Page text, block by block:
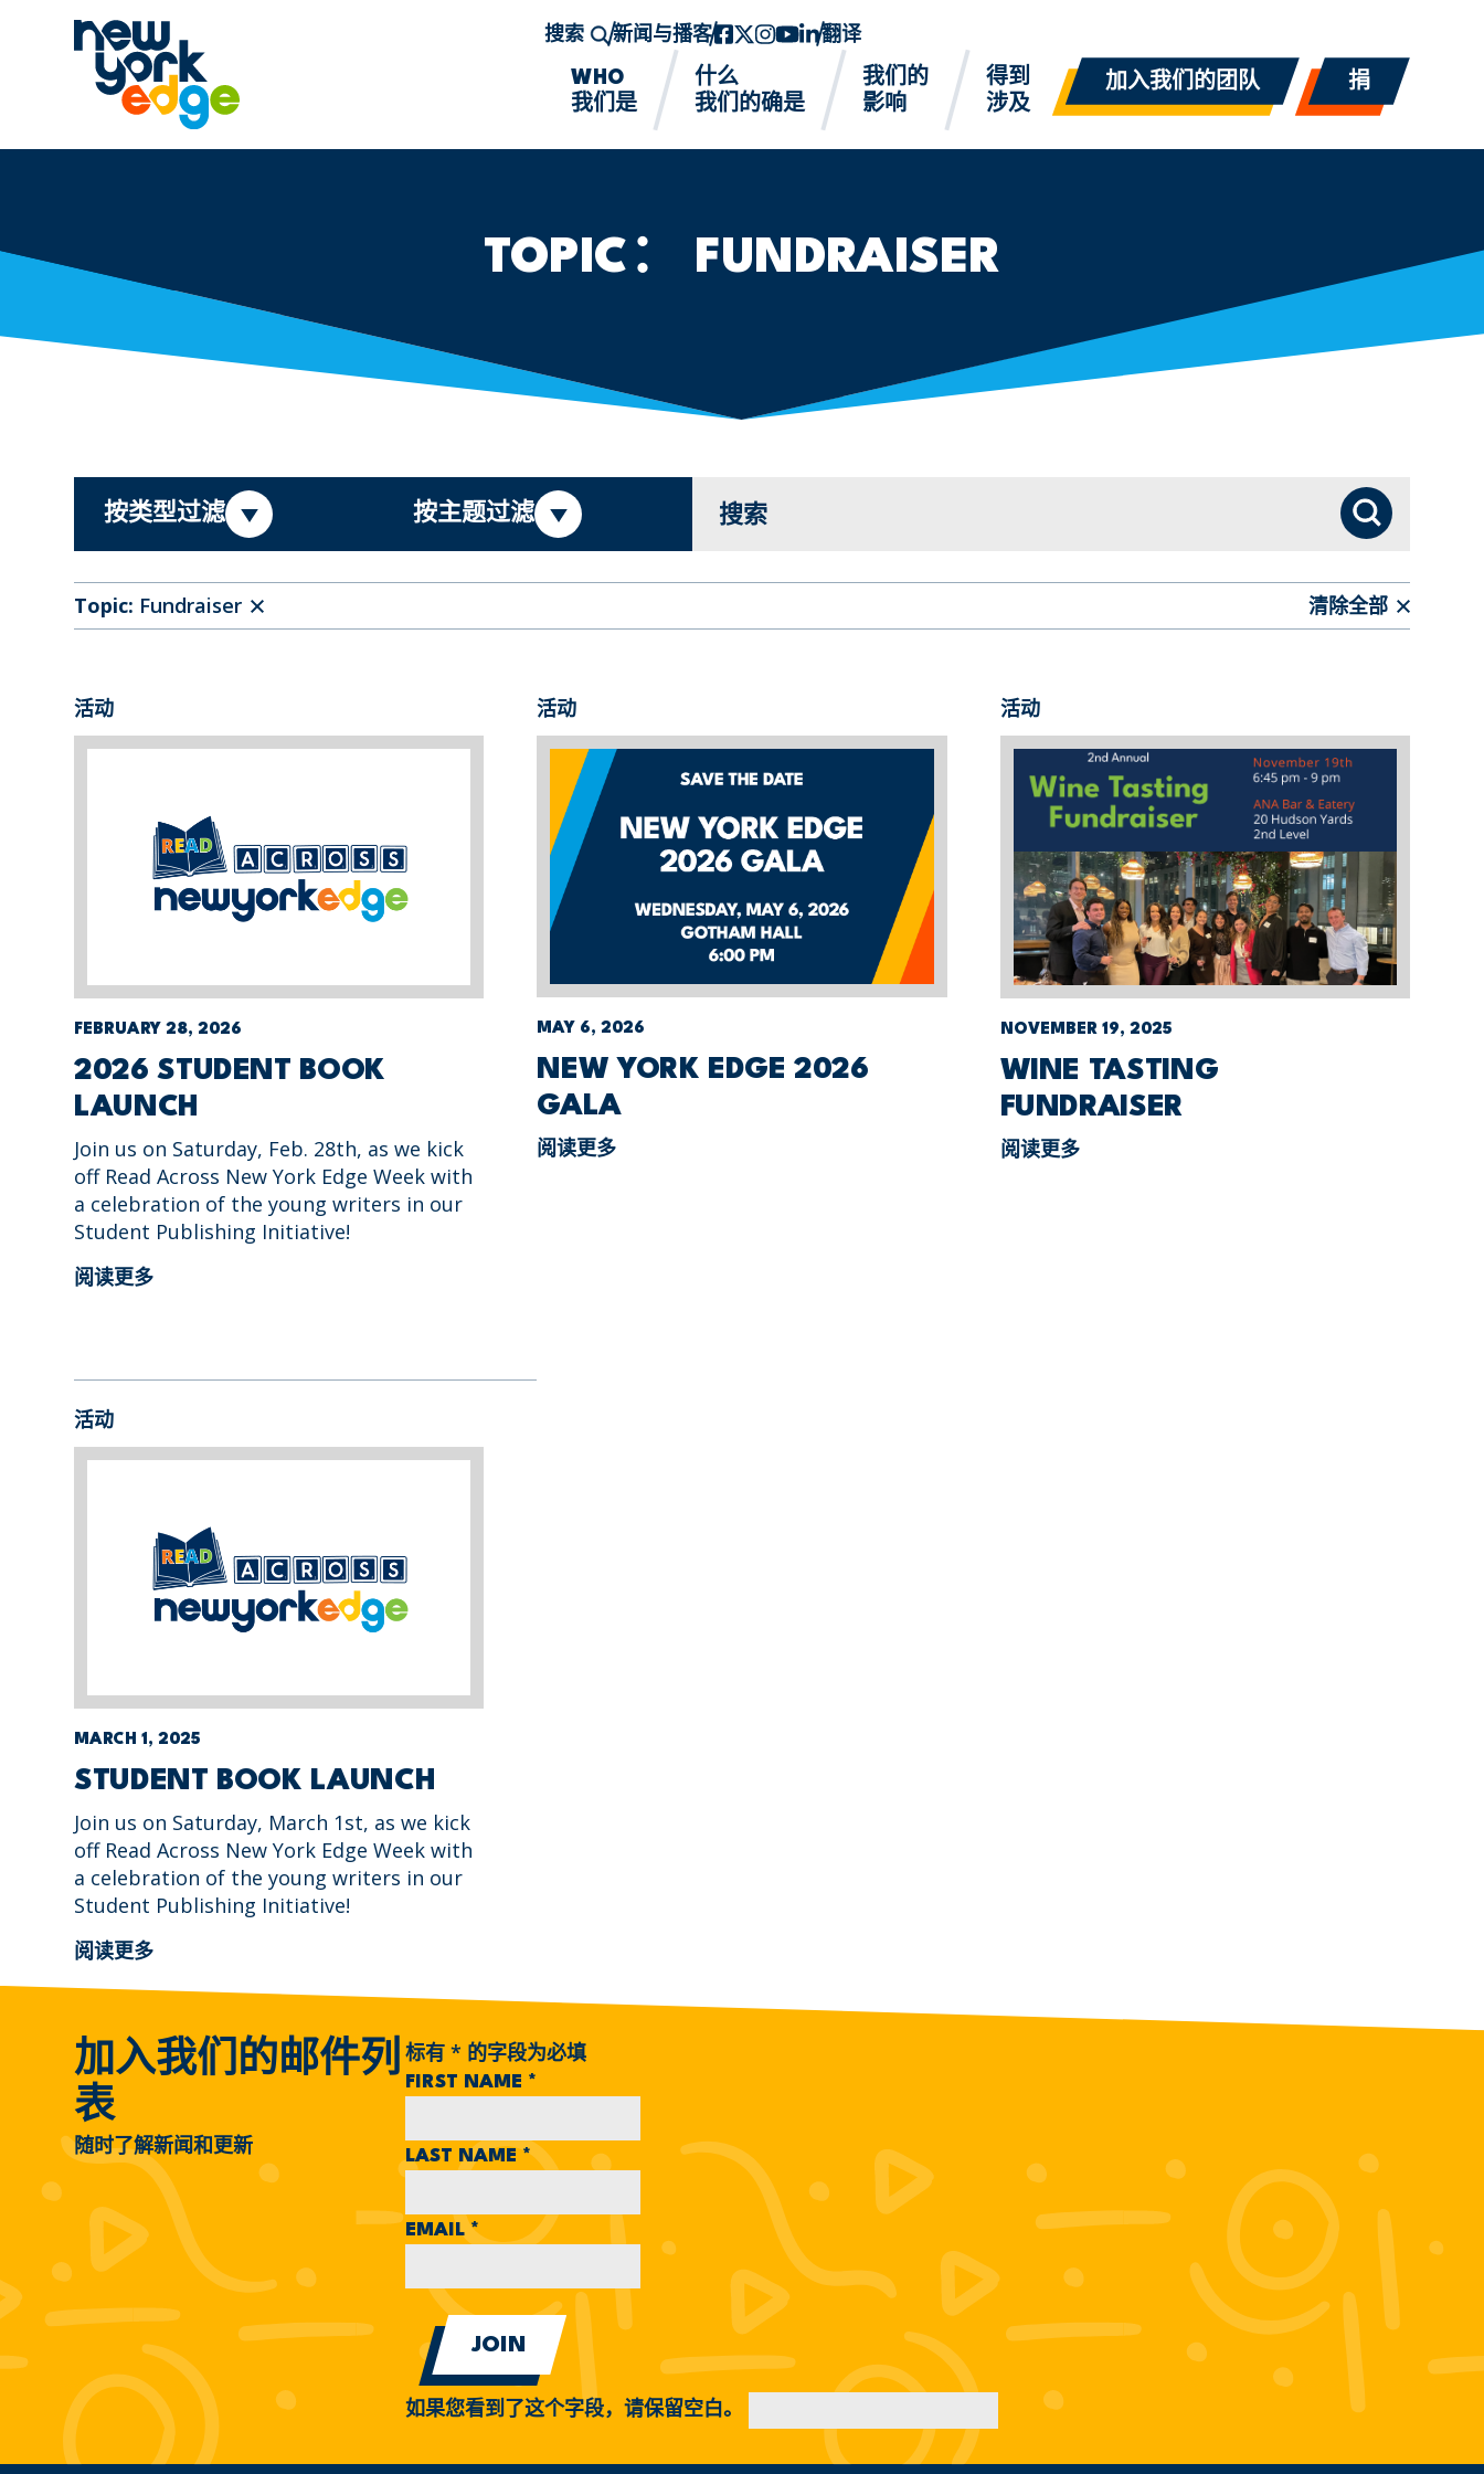
跳至主要内容
搜索 新闻与播客Facebook
twitter-x
Instagram的
YouTube
领英翻译
WHO
我们是
什么
我们的确是
我们的
影响
得到
涉及
加入我们的团队 捐
TOPIC： FUNDRAISER
按类型过滤 按主题过滤 搜索 搜索
Topic: Fundraiser 清除全部
活动
FEBRUARY 28, 2026
2026 STUDENT BOOK
LAUNCH
Join us on Saturday, Feb. 28th, as we kick
off Read Across New York Edge Week with
a celebration of the young writers in our
Student Publishing Initiative!
阅读更多
活动
MAY 6, 2026
NEW YORK EDGE 2026
GALA
阅读更多
活动
NOVEMBER 19, 2025
WINE TASTING
FUNDRAISER
阅读更多
活动
MARCH 1, 2025
STUDENT BOOK LAUNCH
Join us on Saturday, March 1st, as we kick
off Read Across New York Edge Week with
a celebration of the young writers in our
Student Publishing Initiative!
阅读更多
加入我们的邮件列
表
随时了解新闻和更新
标有* 的字段为必填
FIRST NAME *
LAST NAME*
EMAIL*
如果您看到了这个字段，请保留空白。